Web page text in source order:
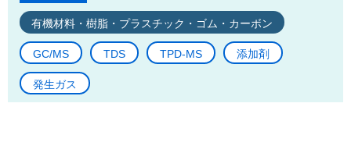
有機材料・樹脂・プラスチック・ゴム・カーボン
GC/MS TDS TPD-MS 添加剤
発生ガス